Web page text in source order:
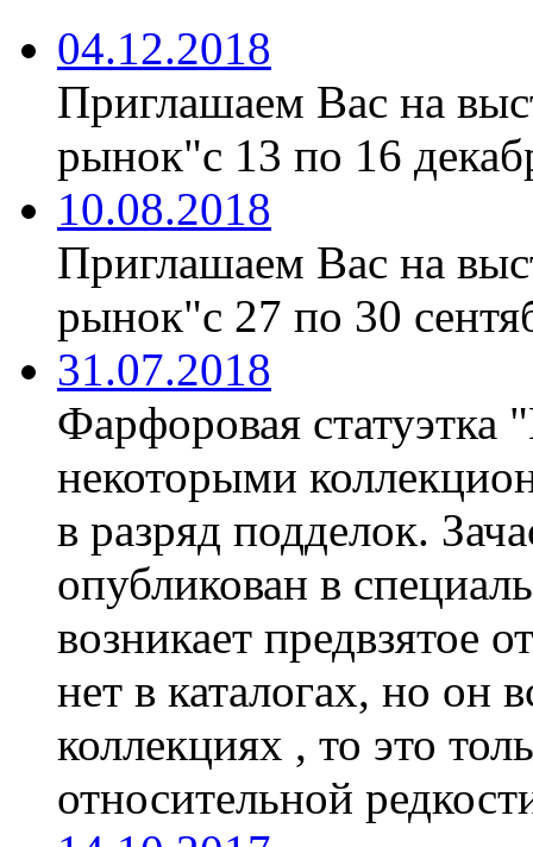
04.12.2018
Приглашаем Вас на
рынок"с 13 по 16
10.08.2018
Приглашаем Вас на
рынок"с 27 по 30
31.07.2018
Фарфоровая статуэтка
некоторыми
в разряд подделок.
опубликован в
возникает предвзятое
нет в каталогах, но он
коллекциях , то это
относительной